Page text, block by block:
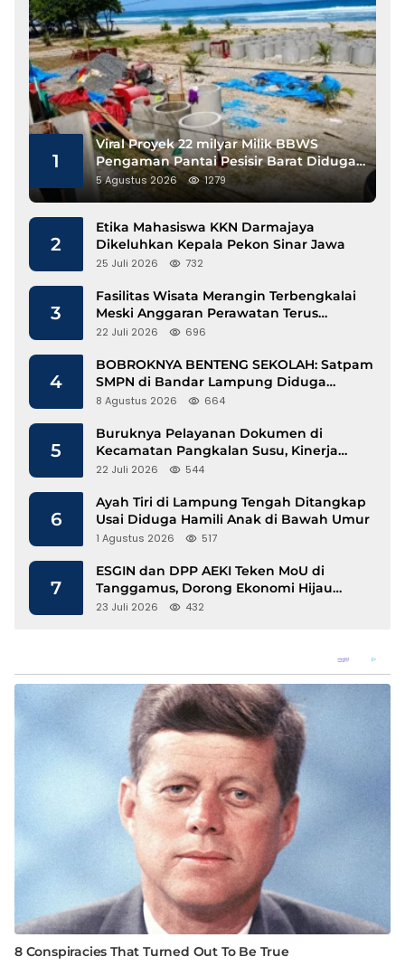
1
Viral Proyek 22 milyar Milik BBWS
Pengaman Pantai Pesisir Barat Diduga
Gunakan Besi Banci
5 Agustus 2026 1279
2
Etika Mahasiswa KKN Darmajaya
Dikeluhkan Kepala Pekon Sinar Jawa
25 Juli 2026 732
3
Fasilitas Wisata Merangin Terbengkalai
Meski Anggaran Perawatan Terus
Mengalir
22 Juli 2026 696
4
BOBROKNYA BENTENG SEKOLAH: Satpam
SMPN di Bandar Lampung Diduga
Lecehkan Siswi
8 Agustus 2026 664
5
Buruknya Pelayanan Dokumen di
Kecamatan Pangkalan Susu, Kinerja
Disdukcapil Langkat Disorot
22 Juli 2026 544
6
Ayah Tiri di Lampung Tengah Ditangkap
Usai Diduga Hamili Anak di Bawah Umur
1 Agustus 2026 517
7
ESGIN dan DPP AEKI Teken MoU di
Tanggamus, Dorong Ekonomi Hijau
Berbasis Kopi dan Perdagangan Karbon
23 Juli 2026 432